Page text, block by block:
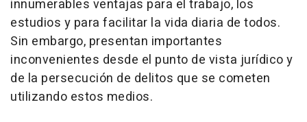
innumerables ventajas para el trabajo, los
estudios y para facilitar la vida diaria de todos.
Sin embargo, presentan importantes
inconvenientes desde el punto de vista jurídico y
de la persecución de delitos que se cometen
utilizando estos medios.